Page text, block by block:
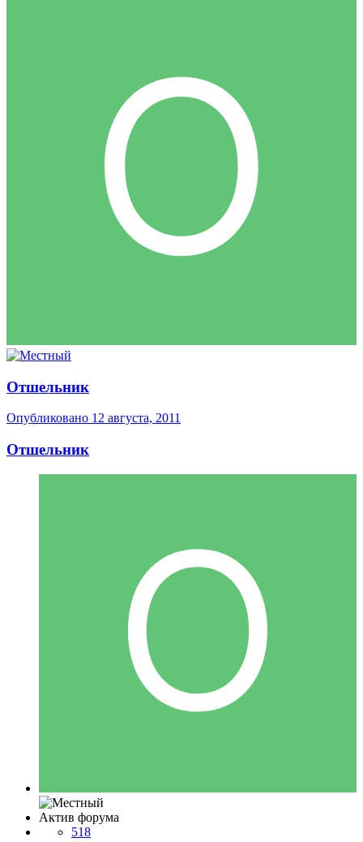
Отшельник
Опубликовано 12 августа, 2011
Отшельник
Актив форума
518